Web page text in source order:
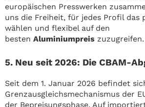
europäischen Presswerken
uns die Freiheit, für jedes Profil das
wählen und flexibel auf den
besten Aluminiumpreis zuzugreifen.
5. Neu seit 2026: Die CBAM-
Seit dem 1. Januar 2026 befindet
Grenzausgleichsmechanismus der
der Bepreisungsphase. Auf